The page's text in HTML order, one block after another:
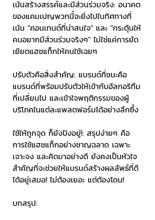
เน้นสร้างสรรค์และมีส่วนร่วมจริง: อนาคต
ของแคมเปญพวกนี้จะยิ่งไปในทิศทางที่
เน้น "คอนเทนต์ที่น่าสนใจ" และ "กระตุ้นให้
คนอยากมีส่วนร่วมจริงๆ" ไม่ใช่แค่การยัด
เยียดแฮชแท็กให้คนใช้เฉยๆ
ปรับตัวคือสิ่งสำคัญ: แบรนด์ที่ชนะคือ
แบรนด์ที่พร้อมปรับตัวให้เข้ากับอัลกอริทึม
ที่เปลี่ยนไป และเข้าใจพฤติกรรมของผู้
บริโภคในแต่ละแพลตฟอร์มได้อย่างลึกซึ้ง
ใช้ให้ถูกจุด ก็ยังปังอยู่!: สรุปง่ายๆ คือ
การใช้แฮชแท็กอย่างชาญฉลาด เฉพาะ
เจาะจง และคิดมาอย่างดี ยังคงเป็นหัวใจ
สำคัญที่จะช่วยให้แบรนด์สร้างผลลัพธ์ที่ดี
ได้อยู่เสมอ! ไม่ต้องเยอะ แต่ต้องโดน!
บทสรุป: